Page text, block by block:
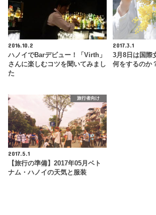
2016.10.2
ハノイでBarデビュー！「Virth」
さんに楽しむコツを聞いてみまし
た
2017.3.1
3月8日は国際
何をするのか
旅行者向け
2017.5.1
【旅行の準備】2017年05月ベト
ナム・ハノイの天気と服装